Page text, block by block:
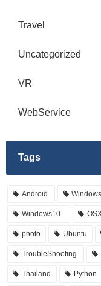
Travel
Uncategorized
VR
WebService
Tags
Android Windows
Windows10
photo Ubuntu
TroubleShooting
Thailand Python